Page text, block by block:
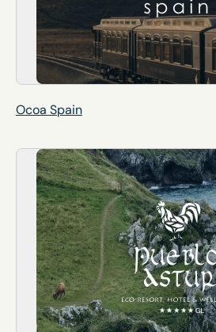
Ocoa Spain